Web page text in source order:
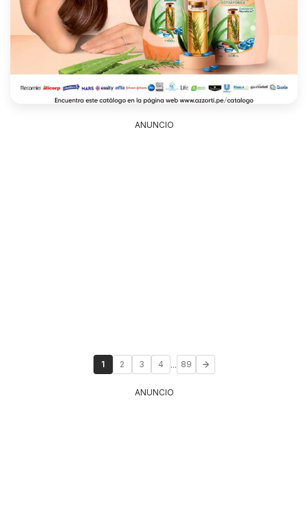
ANUNCIO
1 2 3 4 ... 89
ANUNCIO